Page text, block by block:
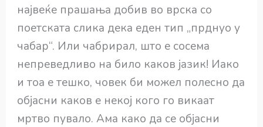
највеќе прашања добив во врска со
поетската слика дека еден тип „прднуо у
чабар“. Или чабрирал, што е сосема
непреведливо на било каков јазик! Иако
и тоа е тешко, човек би можел полесно да
објасни каков е некој кого го викаат
мртво пувало. Ама како да се објасни